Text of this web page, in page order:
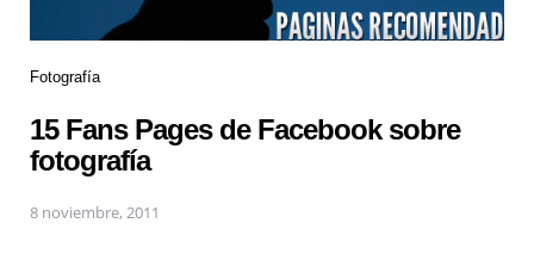
Fotografía
15 Fans Pages de Facebook sobre
fotografía
8 noviembre, 2011